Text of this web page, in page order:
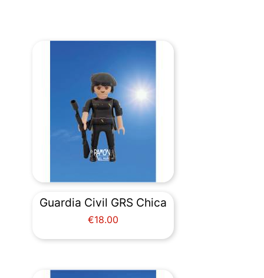
Guardia Civil GRS Chica
Price
€18.00